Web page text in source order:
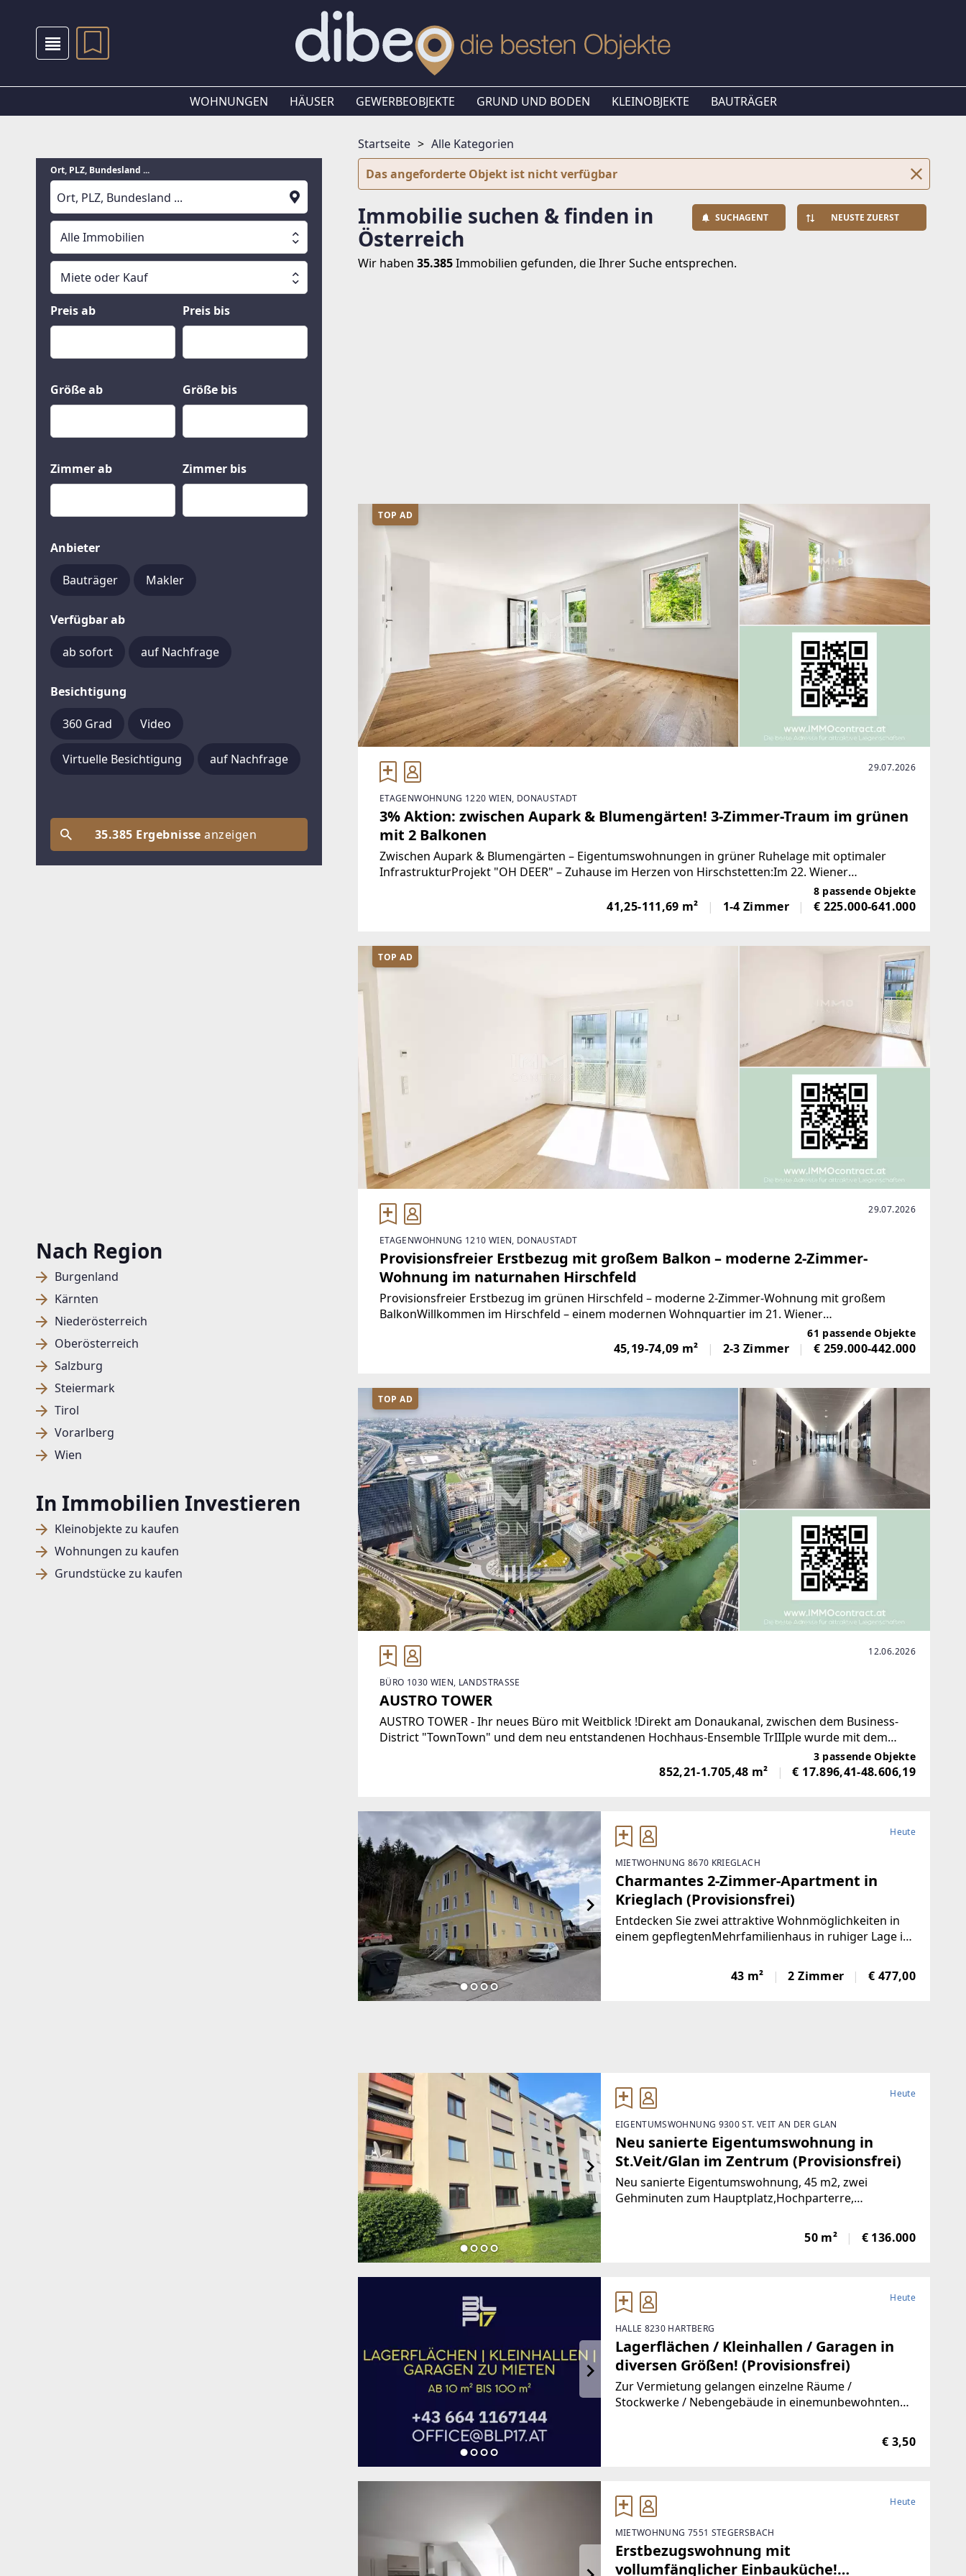
WOHNUNGEN HÄUSER GEWERBEOBJEKTE GRUND UND BODEN KLEINOBJEKTE BAUTRÄGER
Ort, PLZ, Bundesland ...
Suche läuft
Alle Immobilien
Alle Immobilien
Häuser
Grund und Boden
Miete oder Kauf
Miete oder Kauf
Kauf
Preis ab Preis bis
Größe ab Größe bis
Zimmer ab Zimmer bis
Anbieter
Bauträger Makler
Verfügbar ab
ab sofort auf Nachfrage
Besichtigung
360 Grad Video
Virtuelle Besichtigung auf Nachfrage
35.385 Ergebnisseanzeigen
Nach Region
Burgenland
Kärnten
Niederösterreich
Oberösterreich
Salzburg
Steiermark
Tirol
Vorarlberg
Wien
In Immobilien Investieren
Kleinobjekte zu kaufen
Wohnungen zu kaufen
Grundstücke zu kaufen
Startseite
Alle Kategorien
Das angeforderte Objekt ist nicht verfügbar
Immobilie suchen & finden in
Österreich
SUCHAGENT NEUSTE ZUERST
Wir haben 35.385Immobilien gefunden, die Ihrer Suche entsprechen.
TOP AD
29.07.2026
ETAGENWOHNUNG 1220 WIEN, DONAUSTADT
3% Aktion: zwischen Aupark & Blumengärten! 3-Zimmer-Traum im grünen
mit 2 Balkonen
Zwischen Aupark & Blumengärten – Eigentumswohnungen in grüner Ruhelage mit optimaler
InfrastrukturProjekt "OH DEER" – Zuhause im Herzen von Hirschstetten:Im 22. Wiener
8 passende Objekte
41,25-111,69 m² 1-4 Zimmer € 225.000-641.000
TOP AD
29.07.2026
ETAGENWOHNUNG 1210 WIEN, DONAUSTADT
Provisionsfreier Erstbezug mit großem Balkon – moderne 2-Zimmer-
Wohnung im naturnahen Hirschfeld
Provisionsfreier Erstbezug im grünen Hirschfeld – moderne 2-Zimmer-Wohnung mit großem
BalkonWillkommen im Hirschfeld – einem modernen Wohnquartier im 21. Wiener
Gemeindebezirk, das naturnahes Wohnen mit guter urbaner Anbindung verbindet. Diese
61 passende Objekte
45,19-74,09 m² 2-3 Zimmer € 259.000-442.000
TOP AD
12.06.2026
BÜRO 1030 WIEN, LANDSTRASSE
AUSTRO TOWER
AUSTRO TOWER - Ihr neues Büro mit Weitblick !Direkt am Donaukanal, zwischen dem Business-
District "TownTown" und dem neu entstandenen Hochhaus-Ensemble TrIIIple wurde mit dem
3 passende Objekte
852,21-1.705,48 m² € 17.896,41-48.606,19
Heute
MIETWOHNUNG 8670 KRIEGLACH
Charmantes 2-Zimmer-Apartment in
Krieglach (Provisionsfrei)
Entdecken Sie zwei attraktive Wohnmöglichkeiten in
einem gepflegtenMehrfamilienhaus in ruhiger Lage in
BruttoFrisch und wie neu: Diese 43 m² große Wohnung
wurde komplett saniert. NeueKüche,
43 m² 2 Zimmer € 477,00
Heute
EIGENTUMSWOHNUNG 9300 ST. VEIT AN DER GLAN
Neu sanierte Eigentumswohnung in
St.Veit/Glan im Zentrum (Provisionsfrei)
Neu sanierte Eigentumswohnung, 45 m2, zwei
Gehminuten zum Hauptplatz,Hochparterre,
Grüne, mangelangt über nur 4 Stufen in die Wohnung,
Kindergarten, Volksschule,Mittelschule, Gymnasium,
50 m² € 136.000
Heute
HALLE 8230 HARTBERG
Lagerflächen / Kleinhallen / Garagen in
diversen Größen! (Provisionsfrei)
Zur Vermietung gelangen einzelne Räume /
Stockwerke / Nebengebäude in einemunbewohnten
Räumlichkeiten, stehen Ihnen Größen vonca. 10 m² bis
€ 3,50
Heute
MIETWOHNUNG 7551 STEGERSBACH
Erstbezugswohnung mit
vollumfänglicher Einbauküche!